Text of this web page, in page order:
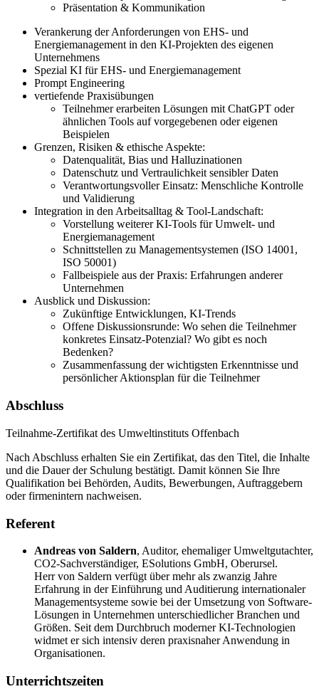
Präsentation & Kommunikation
Verankerung der Anforderungen von EHS- und
Energiemanagement in den KI-Projekten des eigenen
Unternehmens
Spezial KI für EHS- und Energiemanagement
Prompt Engineering
vertiefende Praxisübungen
Teilnehmer erarbeiten Lösungen mit ChatGPT oder
ähnlichen Tools auf vorgegebenen oder eigenen
Beispielen
Grenzen, Risiken & ethische Aspekte:
Datenqualität, Bias und Halluzinationen
Datenschutz und Vertraulichkeit sensibler Daten
Verantwortungsvoller Einsatz: Menschliche Kontrolle
und Validierung
Integration in den Arbeitsalltag & Tool-Landschaft:
Vorstellung weiterer KI-Tools für Umwelt- und
Energiemanagement
Schnittstellen zu Managementsystemen (ISO 14001,
ISO 50001)
Fallbeispiele aus der Praxis: Erfahrungen anderer
Unternehmen
Ausblick und Diskussion:
Zukünftige Entwicklungen, KI-Trends
Offene Diskussionsrunde: Wo sehen die Teilnehmer
konkretes Einsatz-Potenzial? Wo gibt es noch
Bedenken?
Zusammenfassung der wichtigsten Erkenntnisse und
persönlicher Aktionsplan für die Teilnehmer
Abschluss
Teilnahme-Zertifikat des Umweltinstituts Offenbach
Nach Abschluss erhalten Sie ein Zertifikat, das den Titel, die Inhalte
und die Dauer der Schulung bestätigt. Damit können Sie Ihre
Qualifikation bei Behörden, Audits, Bewerbungen, Auftraggebern
oder firmenintern nachweisen.
Referent
Andreas von Saldern, Auditor, ehemaliger Umweltgutachter,
CO2-Sachverständiger, ESolutions GmbH, Oberursel.
Herr von Saldern verfügt über mehr als zwanzig Jahre
Erfahrung in der Einführung und Auditierung internationaler
Managementsysteme sowie bei der Umsetzung von Software-
Lösungen in Unternehmen unterschiedlicher Branchen und
Größen. Seit dem Durchbruch moderner KI-Technologien
widmet er sich intensiv deren praxisnaher Anwendung in
Organisationen.
Unterrichtszeiten